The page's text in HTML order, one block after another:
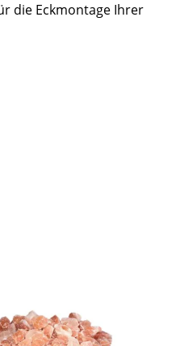
die Eckmontage Ihrer